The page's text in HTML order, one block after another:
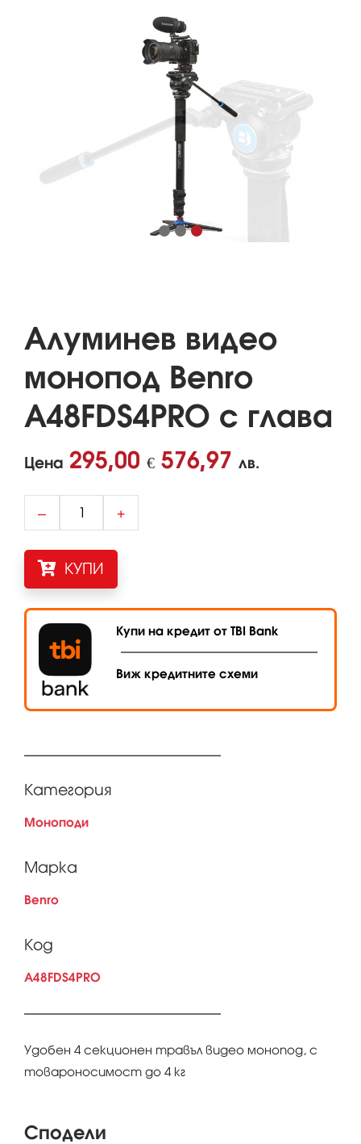
Алуминев видео
монопод Benro
A48FDS4PRO с глава
Цена 295,00 € 576,97 лв.
– +
КУПИ
Купи на кредит от TBI Bank
Виж кредитните схеми
Категория
Моноподи
Марка
Benro
Код
A48FDS4PRO
Удобен 4 секционен травъл видео монопод, с
товароносимост до 4 кг
Сподели